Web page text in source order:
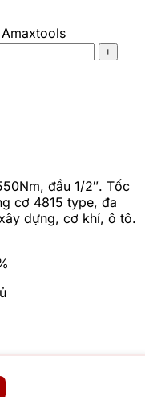
đầu 1/2″. Tốc
cơ 4815 type, đa
dựng, cơ khí, ô tô.